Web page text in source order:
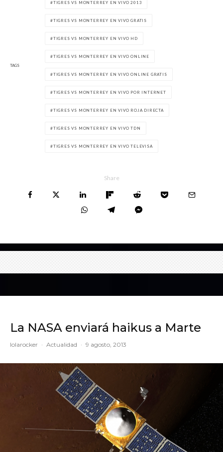
TAGS
TIGRES VS MONTERREY EN VIVO 2013
TIGRES VS MONTERREY EN VIVO GRATIS
TIGRES VS MONTERREY EN VIVO HD
TIGRES VS MONTERREY EN VIVO ONLINE
TIGRES VS MONTERREY EN VIVO ONLINE GRATIS
TIGRES VS MONTERREY EN VIVO POR INTERNET
TIGRES VS MONTERREY EN VIVO ROJA DIRECTA
TIGRES VS MONTERREY EN VIVO TDN
TIGRES VS MONTERREY EN VIVO TELEVISA
Share
La NASA enviará haikus a Marte
lolarocker · Actualidad · 9 agosto, 2013